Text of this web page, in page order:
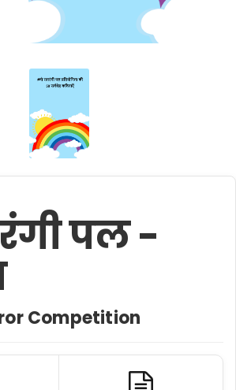
पल -
Competition